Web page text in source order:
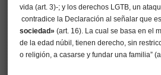
vida (art. 3)-; y los derechos LGTB, un
contradice la Declaración al señalar que es
sociedad» (art. 16). La cual se basa en el
de la edad núbil, tienen derecho, sin
o religión, a casarse y fundar una familia”